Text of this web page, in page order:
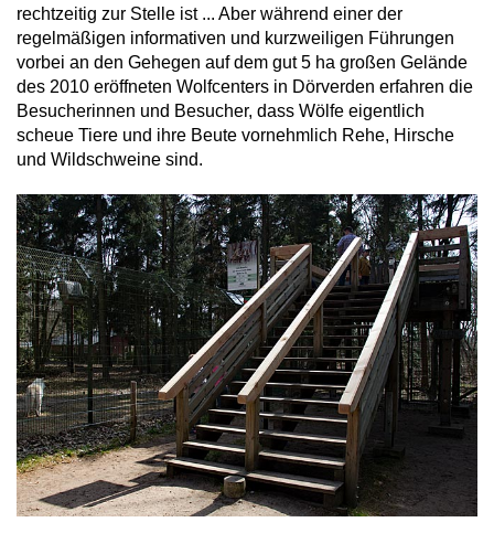
rechtzeitig zur Stelle ist ... Aber während einer der
regelmäßigen informativen und kurzweiligen Führungen
vorbei an den Gehegen auf dem gut 5 ha großen Gelände
des 2010 eröffneten Wolfcenters in Dörverden erfahren die
Besucherinnen und Besucher, dass Wölfe eigentlich
scheue Tiere und ihre Beute vornehmlich Rehe, Hirsche
und Wildschweine sind.